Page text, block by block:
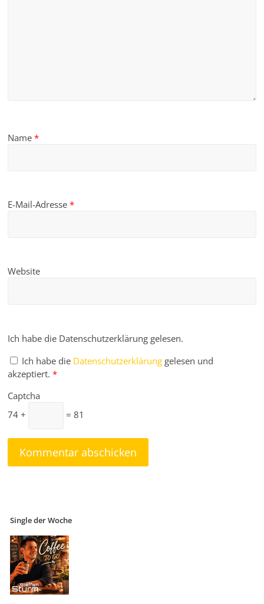
Name*
E-Mail-Adresse*
Website
Ich habe die Datenschutzerklärung gelesen.
Ich habe die Datenschutzerklärung gelesen und
akzeptiert. *
Captcha
74 +
= 81
Single der Woche